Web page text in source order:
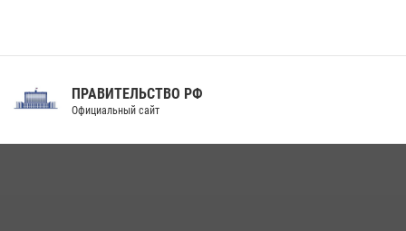
ПРАВИТЕЛЬСТВО РФ
Официальный сайт